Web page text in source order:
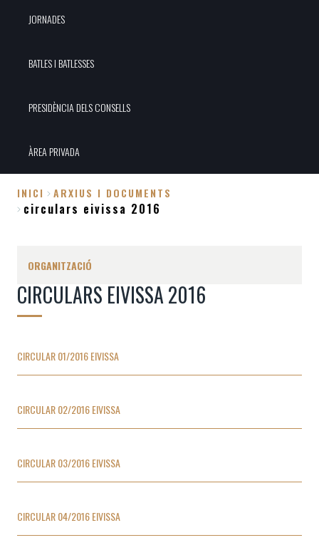
JORNADES
BATLES I BATLESSES
PRESIDÈNCIA DELS CONSELLS
ÀREA PRIVADA
Fil
INICI ARXIUS I DOCUMENTS
circulars eivissa 2016
ORGANITZACIÓ
CIRCULARS EIVISSA 2016
CIRCULAR 01/2016 EIVISSA
CIRCULAR 02/2016 EIVISSA
CIRCULAR 03/2016 EIVISSA
CIRCULAR 04/2016 EIVISSA